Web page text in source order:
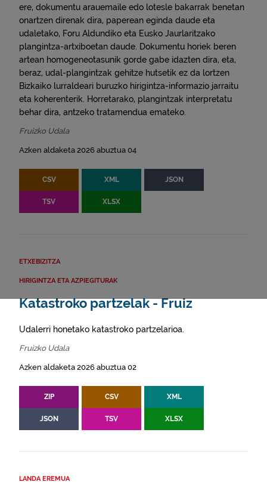
ere, dokumentu arauemaile edo lotesle bakarrak benetan
onartzen direnak dira, paperean eginda daude eta
udaletako, Foru Aldundiko eta Eusko Jaurlaritzako
plangintza-artxiboetan daude. Dokumentu horiek beren
artean homogeneotasunik gorde gabe idazten dira, eta,
beraz, udal-plangintzak gehitze hutsetik ez da lortzen
Bizkaiko lurraldeari buruzko hirigintza-informazio jarraitu
eta koherenterik. Horretarako, plangintzak interpretatu
behar dira, antzeko tratamendua emateko.
Fruizko Udala
Azken aldaketa 2026 abuztua 04
CSV XML JSON
TSV XLSX
ETXEBIZITZA
HIRIGINTZA ETA AZPIEGITURAK
Katastroko partzelak - Fruiz
Udalerri honetako katastroko partzelarioa.
Fruizko Udala
Azken aldaketa 2026 abuztua 02
ZIP CSV XML
JSON TSV XLSX
LANDA EREMUA